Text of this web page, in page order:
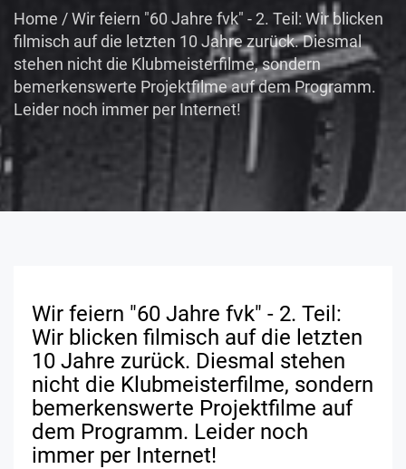
Home /Wir feiern "60 Jahre fvk" - 2. Teil: Wir blicken
filmisch auf die letzten 10 Jahre zurück. Diesmal
stehen nicht die Klubmeisterfilme, sondern
bemerkenswerte Projektfilme auf dem Programm.
Leider noch immer per Internet!
Wir feiern "60 Jahre fvk" - 2. Teil:
Wir blicken filmisch auf die letzten
10 Jahre zurück. Diesmal stehen
nicht die Klubmeisterfilme, sondern
bemerkenswerte Projektfilme auf
dem Programm. Leider noch
immer per Internet!